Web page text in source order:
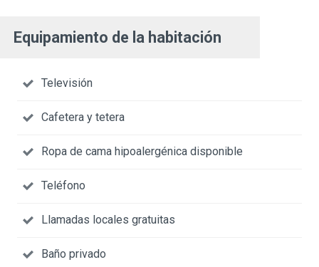
Equipamiento de la habitación
Televisión
Cafetera y tetera
Ropa de cama hipoalergénica disponible
Teléfono
Llamadas locales gratuitas
Baño privado